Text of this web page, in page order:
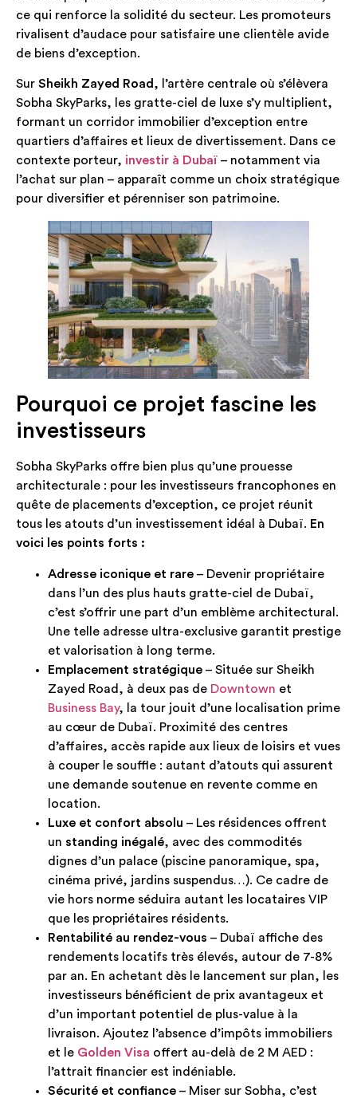
ce qui renforce la solidité du secteur. Les promoteurs
rivalisent d’audace pour satisfaire une clientèle avide
de biens d’exception.
Sur Sheikh Zayed Road , l’artère centrale où s’élèvera
Sobha SkyParks, les gratte-ciel de luxe s’y multiplient,
formant un corridor immobilier d’exception entre
quartiers d’affaires et lieux de divertissement. Dans ce
contexte porteur, investir à Dubaï – notamment via
l’achat sur plan – apparaît comme un choix stratégique
pour diversifier et pérenniser son patrimoine.
Pourquoi ce projet fascine les
investisseurs
Sobha SkyParks offre bien plus qu’une prouesse
architecturale : pour les investisseurs francophones en
quête de placements d’exception, ce projet réunit
tous les atouts d’un investissement idéal à Dubaï. En
voici les points forts :
Adresse iconique et rare – Devenir propriétaire
dans l’un des plus hauts gratte-ciel de Dubaï,
c’est s’offrir une part d’un emblème architectural.
Une telle adresse ultra-exclusive garantit prestige
et valorisation à long terme.
Emplacement stratégique – Située sur Sheikh
Zayed Road, à deux pas de Downtown et
Business Bay, la tour jouit d’une localisation prime
au cœur de Dubaï. Proximité des centres
d’affaires, accès rapide aux lieux de loisirs et vues
à couper le souffle : autant d’atouts qui assurent
une demande soutenue en revente comme en
location.
Luxe et confort absolu – Les résidences offrent
un standing inégalé, avec des commodités
dignes d’un palace (piscine panoramique, spa,
cinéma privé, jardins suspendus…). Ce cadre de
vie hors norme séduira autant les locataires VIP
que les propriétaires résidents.
Rentabilité au rendez-vous – Dubaï affiche des
rendements locatifs très élevés, autour de 7-8%
par an. En achetant dès le lancement sur plan, les
investisseurs bénéficient de prix avantageux et
d’un important potentiel de plus-value à la
livraison. Ajoutez l’absence d’impôts immobiliers
et le Golden Visa offert au-delà de 2 M AED :
l’attrait financier est indéniable.
Sécurité et confiance – Miser sur Sobha, c’est